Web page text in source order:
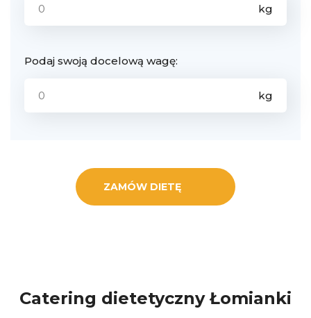
Podaj swoją docelową wagę:
ZAMÓW DIETĘ
Catering dietetyczny Łomianki